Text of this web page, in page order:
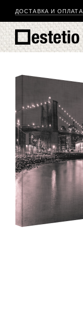
ДОСТАВКА И ОПЛАТА